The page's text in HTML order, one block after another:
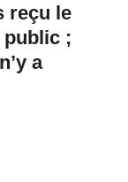
reçu le
;
a